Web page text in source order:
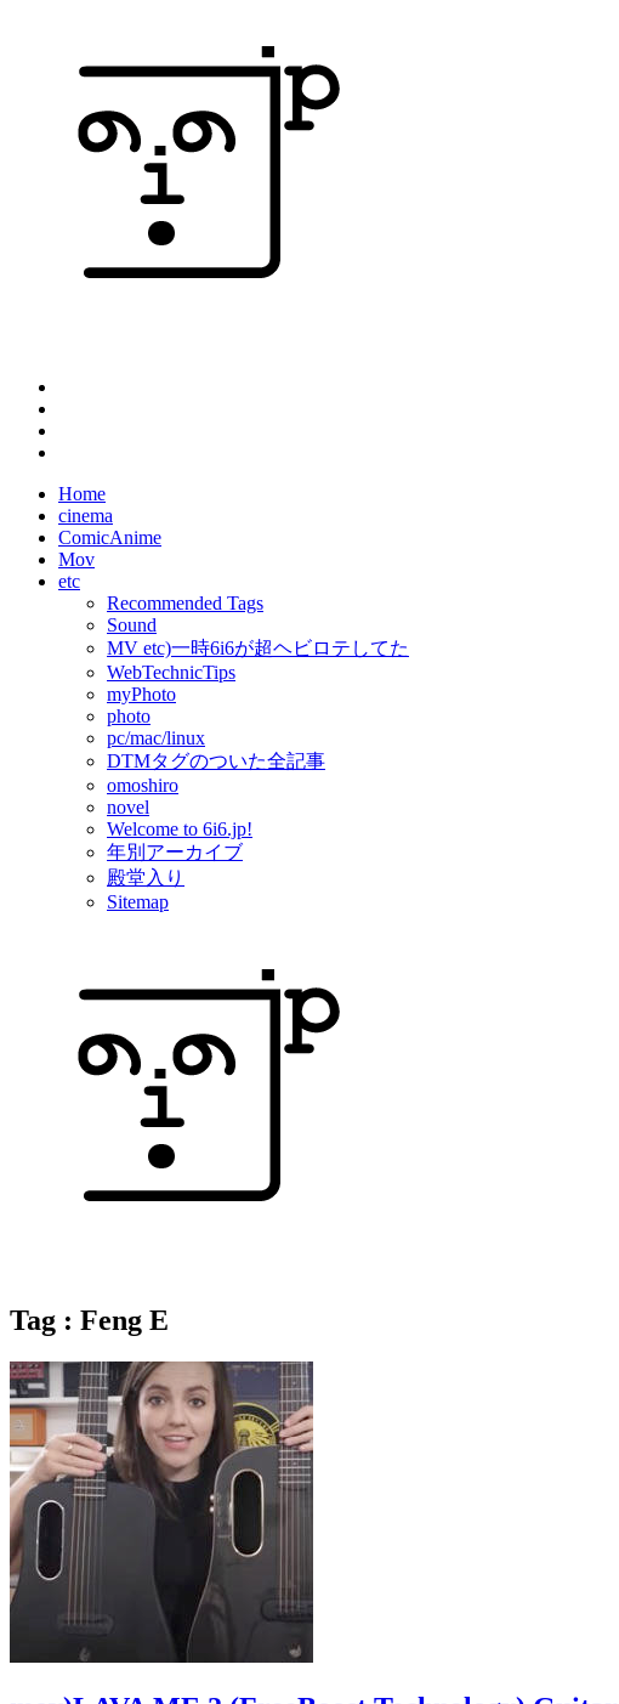
Home
cinema
ComicAnime
Mov
etc
Recommended Tags
Sound
MV etc)一時6i6が超ヘビロテしてた
WebTechnicTips
myPhoto
photo
pc/mac/linux
DTMタグのついた全記事
omoshiro
novel
Welcome to 6i6.jp!
年別アーカイブ
殿堂入り
Sitemap
Tag : Feng E